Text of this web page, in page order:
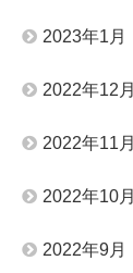
2023年1月
2022年12月
2022年11月
2022年10月
2022年9月